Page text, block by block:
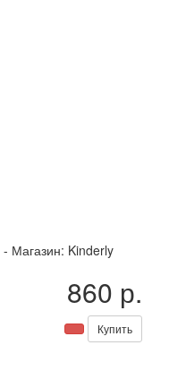
- Магазин: Kinderly
860 р.
Купить